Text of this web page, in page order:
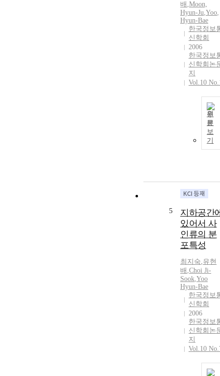
배 ,Moon,
Hyun-Ju,Yoo,
Hyun-Bae
한국정보
신학회
2006
한국정보
신학회논
지
Vol.10
원
문
보
기
5
지하공간
있어서 사
인류의 분
포특성
최지숙,유현
배 ,Choi Ji-
Sook,Yoo
Hyun-Bae
한국정보
신학회
2006
한국정보
신학회논
지
Vol.10